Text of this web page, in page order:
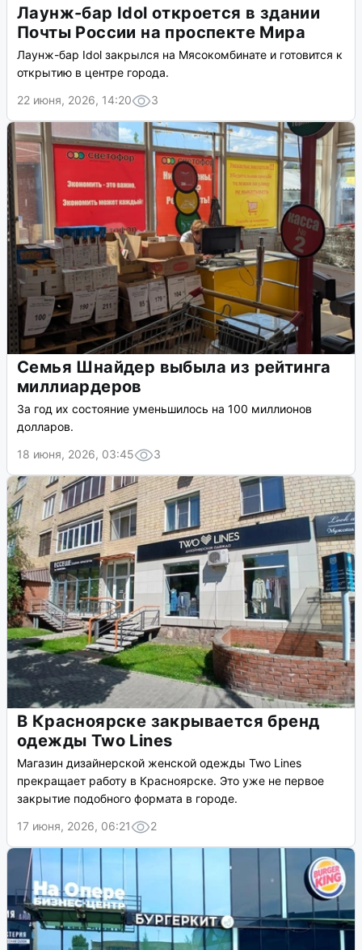
Лаунж-бар Idol откроется в здании
Почты России на проспекте Мира
Лаунж-бар Idol закрылся на Мясокомбинате и готовится к
открытию в центре города.
22 июня, 2026, 14:20
3
Семья Шнайдер выбыла из рейтинга
миллиардеров
За год их состояние уменьшилось на 100 миллионов
долларов.
18 июня, 2026, 03:45
3
В Красноярске закрывается бренд
одежды Two Lines
Магазин дизайнерской женской одежды Two Lines
прекращает работу в Красноярске. Это уже не первое
закрытие подобного формата в городе.
17 июня, 2026, 06:21
2